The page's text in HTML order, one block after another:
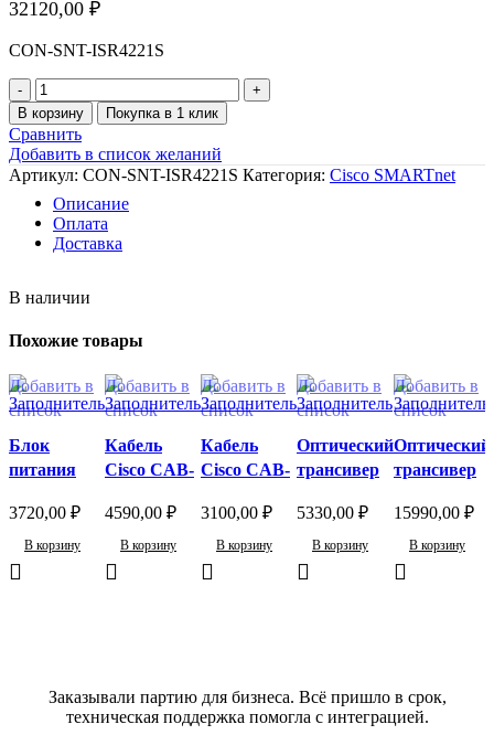
32120,00 ₽
CON-SNT-ISR4221S
Количество
товара
Сервисный
контракт
CON-
SNT-
ISR4221S
В корзину Покупка в 1 клик
Сравнить
Добавить в список желаний
Артикул: CON-SNT-ISR4221S Категория: Cisco SMARTnet
Описание
Оплата
Доставка
В наличии
Похожие товары
Добавить в
список
Блок
питания
PWR-
CUBE-3
3720,00 ₽
В корзину
Добавить в
список
Кабель
Cisco CAB-
4590,00 ₽
В корзину
Добавить в
список
Кабель
Cisco CAB-
RJ45
3100,00 ₽
В корзину
Добавить в
список
Оптический
трансивер
LH-SMD=
5330,00 ₽
В корзину
Добавить в
список
Оптический
трансивер
25G-SR-S
15990,00 ₽
В корзину
Заказывали партию для бизнеса. Всё пришло в срок,
техническая поддержка помогла с интеграцией.